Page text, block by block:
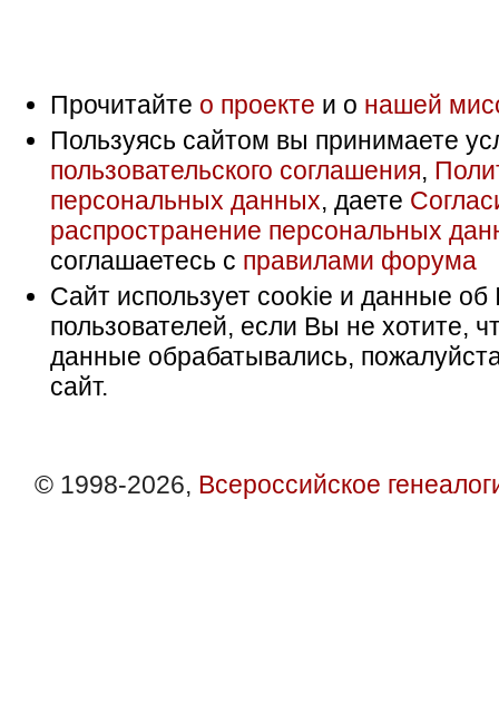
Прочитайте о проекте и о нашей
Пользуясь сайтом вы принимаете
пользовательского соглашения,
персональных данных, даете
распространение персональных
соглашаетесь с правилами форума
Сайт использует cookie и данные об
пользователей, если Вы не хотите,
данные обрабатывались,
сайт.
© 1998-2026, Всероссийское